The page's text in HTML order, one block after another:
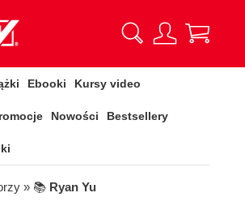
Ebooki Kursy video
Nowości Bestsellery
» 📚 Ryan Yu